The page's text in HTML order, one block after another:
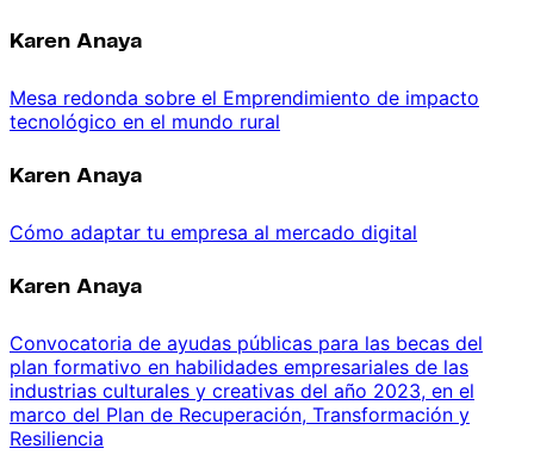
Karen Anaya
Mesa redonda sobre el Emprendimiento de impacto
tecnológico en el mundo rural
Karen Anaya
Cómo adaptar tu empresa al mercado digital
Karen Anaya
Convocatoria de ayudas públicas para las becas del
plan formativo en habilidades empresariales de las
industrias culturales y creativas del año 2023, en el
marco del Plan de Recuperación, Transformación y
Resiliencia